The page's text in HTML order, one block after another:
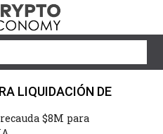
LIQUIDACIÓN DE
$8M para